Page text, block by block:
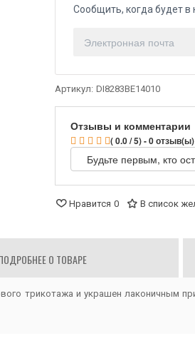
Сообщить, когда будет в
Артикул: DI8283BE14010
Отзывы и комментарии
( 0.0 / 5) - 0 отзыв(ы)
Будьте первым, кто
Нравится 0 В список
О ТОВАРЕ
трикотажа и украшен лаконичным